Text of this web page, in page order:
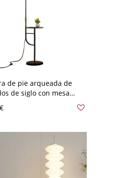
de pie arqueada de
de siglo con mesa
lastrada - 110 A 120 V